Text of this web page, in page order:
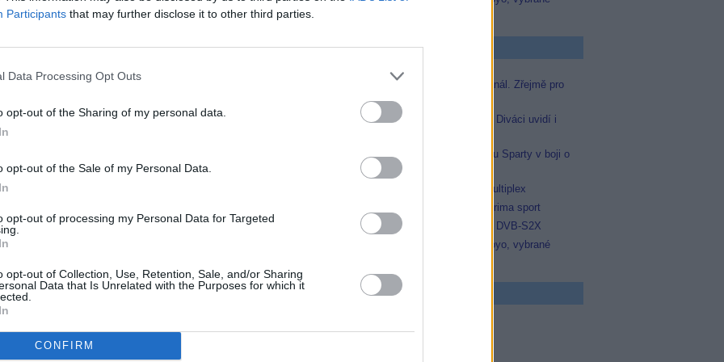
Participants that may further disclose it to other third parties.
Data Processing Opt Outs
opt-out of the Sharing of my personal data.
opt-out of the Sale of my Personal Data.
opt-out of processing my Personal Data for Targeted
opt-out of Collection, Use, Retention, Sale, and/or Sharing
Data that Is Unrelated with the Purposes for which it
CONFIRM
o moderním vedení války
orbitu
• linkový střídač • mzda 48.400 Kč • příspěvek na
• obsluha CNC strojů • mzda 48.400 Kč • náborový
(Jihlava, okres Jihlava)
zařízení údržby (m/ž) (tř. Václava Klementa 869, Mladá
Top Zprávičky
Skylink spustil nový Test kanál. Zřejmě pro
Prima sport
Oneplay zařadí Prima sport. Diváci uvidí i
Prima sport odvysílá i odvetu Sparty v boji o
Ligu mistrů
Operátor Du převzal další multiplex
Antik TV potvrdil zařazení Prima sport
Televisa Networks přešla na DVB-S2X
Niké liga opět komplet na Voyo, vybrané
TV program